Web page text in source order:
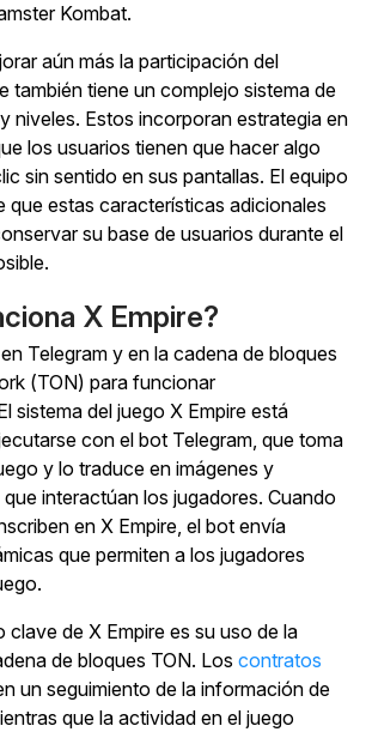
Kombat.
aún más la participación del
también tiene un complejo sistema de
niveles. Estos incorporan estrategia en
los usuarios tienen que hacer algo
sin sentido en sus pantallas. El equipo
que estas características adicionales
su base de usuarios durante el
X Empire?
Telegram y en la cadena de bloques
(TON) para funcionar
sistema del juego X Empire está
con el bot Telegram, que toma
y lo traduce en imágenes y
interactúan los jugadores. Cuando
en X Empire, el bot envía
que permiten a los jugadores
clave de X Empire es su uso de la
de bloques TON. Los contratos
un seguimiento de la información de
que la actividad en el juego